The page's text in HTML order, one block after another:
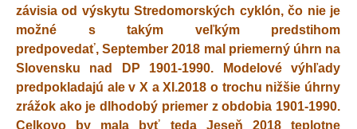
závisia od výskytu Stredomorských cyklón, čo nie je
možné s takým veľkým predstihom
predpovedať, September 2018 mal priemerný úhrn na
Slovensku nad DP 1901-1990. Modelové výhľady
predpokladajú ale v X a XI.2018 o trochu nižšie úhrny
zrážok ako je dlhodobý priemer z obdobia 1901-1990.
Celkovo by mala byť teda Jeseň 2018 teplotne